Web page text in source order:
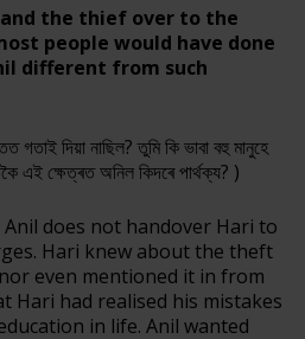
the thief over to the
people would have done
different from such
দিয়া নাছিল? তুমি কি ভাবা বহু মানুহে
এই ক্ষেত্ৰত অনিল কিদৰে পাৰ্থক্য? )
does not handover Hari to
Hari knew about the theft
even mentioned it in from
Hari had realised his mistakes
in life. Anil wanted